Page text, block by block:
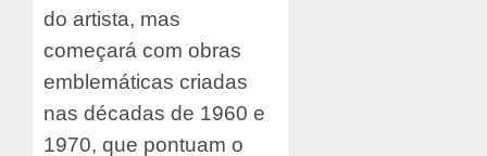
do artista, mas
começará com obras
emblemáticas criadas
nas décadas de 1960 e
1970, que pontuam o